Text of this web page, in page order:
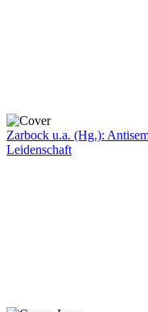
Zarbock u.a. (Hg.):
Leidenschaft